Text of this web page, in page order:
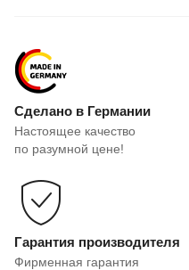
Сделано в Германии
Настоящее качество
по разумной цене!
Гарантия производителя
Фирменная гарантия